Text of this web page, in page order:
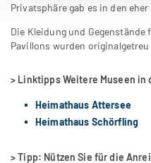
Privatsphäre gab es in den
Die Kleidung und
Pavillons wurden
> Linktipps Weitere Museen in
Heimathaus Attersee
Heimathaus Schörfling
> Tipp: Nützen Sie für die